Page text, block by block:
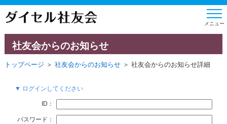
社友会からのお知らせ
トップページ ＞ 社友会からのお知らせ＞ 社友会からのお知らせ詳細
▼ ログインしてください
ID：
パスワード：